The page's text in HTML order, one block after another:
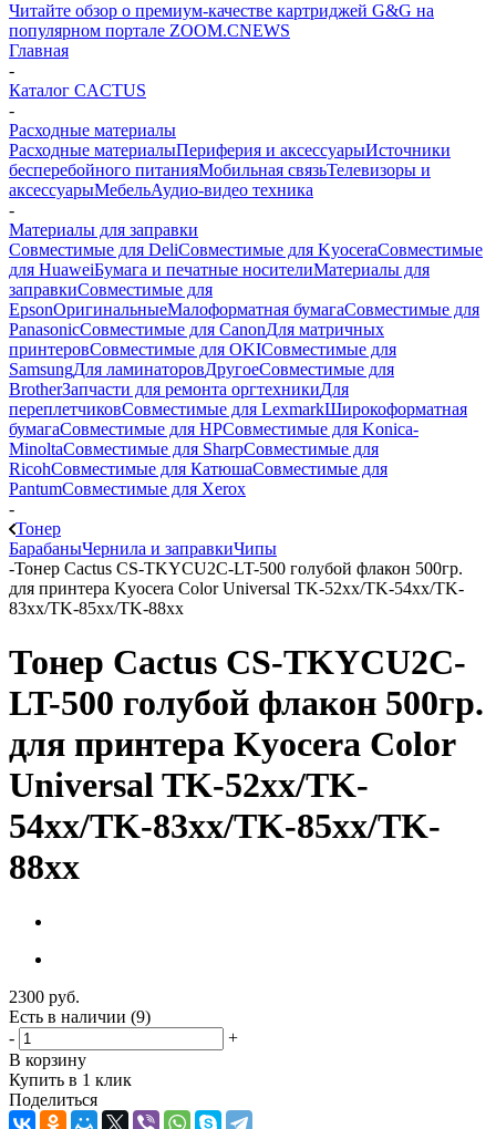
Читайте обзор о премиум-качестве картриджей G&G на
популярном портале ZOOM.CNEWS
Главная
-
Каталог CACTUS
-
Расходные материалы
Расходные материалыПериферия и аксессуарыИсточники
бесперебойного питанияМобильная связьТелевизоры и
аксессуарыМебельАудио-видео техника
-
Материалы для заправки
Совместимые для DeliСовместимые для KyoceraСовместимые
для HuaweiБумага и печатные носителиМатериалы для
заправкиСовместимые для
EpsonОригинальныеМалоформатная бумагаСовместимые для
PanasonicСовместимые для CanonДля матричных
принтеровСовместимые для OKIСовместимые для
SamsungДля ламинаторовДругоеСовместимые для
BrotherЗапчасти для ремонта оргтехникиДля
переплетчиковСовместимые для LexmarkШирокоформатная
бумагаСовместимые для HPСовместимые для Konica-
MinoltaСовместимые для SharpСовместимые для
RicohСовместимые для КатюшаСовместимые для
PantumСовместимые для Xerox
-
Тонер
БарабаныЧернила и заправкиЧипы
-Тонер Cactus CS-TKYCU2C-LT-500 голубой флакон 500гр.
для принтера Kyocera Color Universal TK-52xx/TK-54xx/TK-
83xx/TK-85xx/TK-88xx
Тонер Cactus CS-TKYCU2C-
LT-500 голубой флакон 500гр.
для принтера Kyocera Color
Universal TK-52xx/TK-
54xx/TK-83xx/TK-85xx/TK-
88xx
2300 руб.
Есть в наличии (9)
-
+
В корзину
Купить в 1 клик
Поделиться